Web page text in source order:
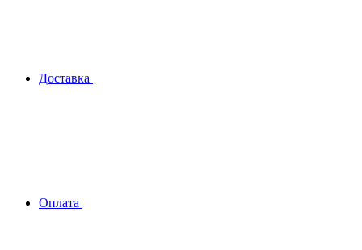
Доставка
Оплата